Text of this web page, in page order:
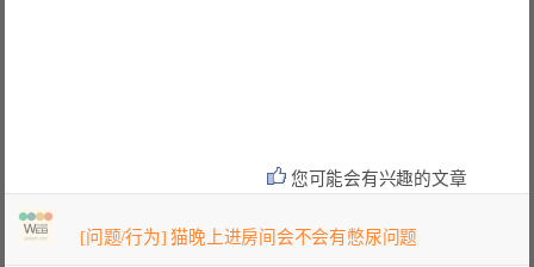
您可能会有兴趣的文章
[问题/行为] 猫晚上进房间会不会有憋尿问题